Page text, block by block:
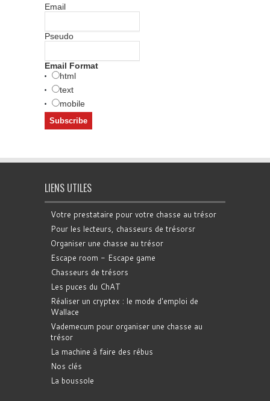
Email
Pseudo
Email Format
html
text
mobile
LIENS UTILES
Votre prestataire pour votre chasse au trésor
Pour les lecteurs, chasseurs de trésorsr
Organiser une chasse au trésor
Escape room - Escape game
Chasseurs de trésors
Les puces du ChAT
Réaliser un cryptex : le mode d'emploi de
Wallace
Vademecum pour organiser une chasse au
trésor
La machine à faire des rébus
Nos clés
La boussole